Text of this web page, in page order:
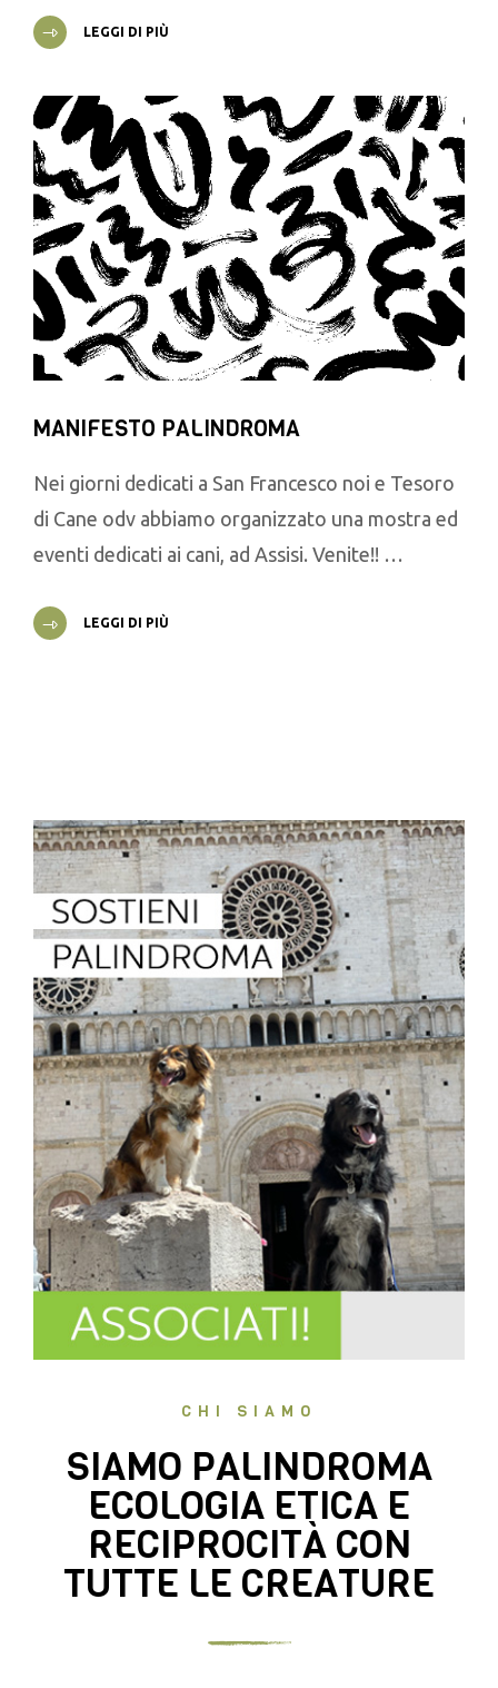
LEGGI DI PIÙ
MANIFESTO PALINDROMA
Nei giorni dedicati a San Francesco noi e Tesoro
di Cane odv abbiamo organizzato una mostra ed
eventi dedicati ai cani, ad Assisi. Venite!! …
LEGGI DI PIÙ
CHI SIAMO
SIAMO PALINDROMA
ECOLOGIA ETICA E
RECIPROCITÀ CON
TUTTE LE CREATURE